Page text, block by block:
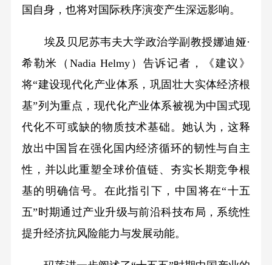
国自身，也将对国际秩序演变产生深远影响。
埃及贝尼苏韦夫大学政治学副教授娜迪娅·
希勒米（Nadia Helmy）告诉记者，《建议》
将“建设现代化产业体系，巩固壮大实体经济根
基”列为重点，现代化产业体系被视为中国式现
代化不可或缺的物质技术基础。她认为，这释
放出中国旨在强化国内经济循环的韧性与自主
性，并以此重塑全球价值链、夯实长期竞争根
基的明确信号。在此指引下，中国将在“十五
五”时期通过产业升级与前沿科技布局，系统性
提升经济抗风险能力与发展动能。